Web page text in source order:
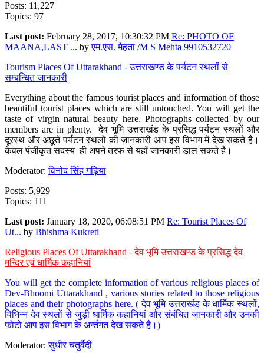
Posts: 11,227
Topics: 97
Last post: February 28, 2017, 10:30:32 PM Re: PHOTO OF
MAANA,LAST ... byएम.एस. मेहता /M S Mehta 9910532720
Tourism Places Of Uttarakhand - उत्तराखण्ड के पर्यटन स्थलों से
सम्बन्धित जानकारी
Everything about the famous tourist places and information of those
beautiful tourist places which are still untouched. You will get the
taste of virgin natural beauty here. Photographs collected by our
members are in plenty. देव भूमि उत्तराखंड के प्रसिद्ध पर्यटन स्थलों और
दूरस्थ और अछूते पर्यटन स्थलों की जानकारी आप इस विभाग में देख सकते है।
केवल पंजीकृत सदस्य ही अपने तरफ से यहाँ जानकारी डाल सकते है।
Moderator:विनोद सिंह गढ़िया
Posts: 5,929
Topics: 111
Last post: January 18, 2020, 06:08:51 PM Re: Tourist Places Of
Ut... by Bhishma Kukreti
Religious Places Of Uttarakhand - देव भूमि उत्तराखण्ड के प्रसिद्ध देव
मन्दिर एवं धार्मिक कहानियां
You will get the complete information of various religious places of
Dev-Bhoomi Uttarakhand , various stories related to those religious
places and their photographs here. ( देव भूमि उत्तराखंड के धार्मिक स्थलों,
विभिन्न देव स्थलों से जुड़ी धार्मिक कहानियां और संबंधित जानकारी और उनकी
फोटो आप इस विभाग के अर्न्तगत देख सकते है।)
Moderator:सुधीर चतुर्वेदी